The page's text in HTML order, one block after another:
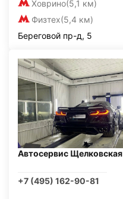
Ховрино(5,1 км)
Физтех(5,4 км)
Береговой пр-д, 5
Автосервис Щелковская
+7 (495) 162-90-81